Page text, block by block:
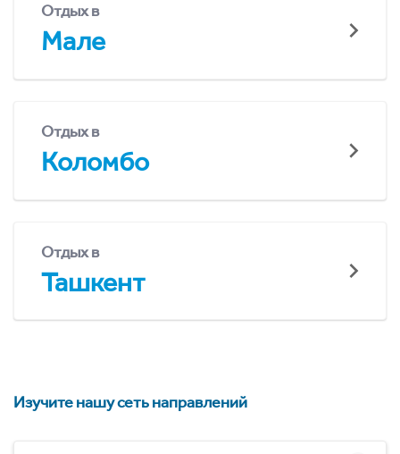
Отдых в
Мале
Отдых в
Коломбо
Отдых в
Ташкент
Изучите нашу сеть направлений